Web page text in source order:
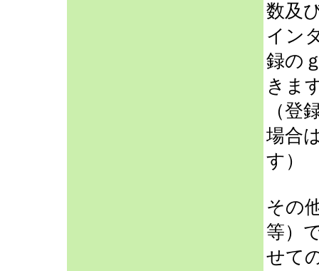
数及
イン
録の
きま
（登
場合
す）
その
等）
せて